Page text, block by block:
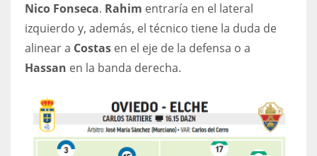
DAL
22
26
Nico Fonseca. Rahim entraría en el lateral
izquierdo y, además, el técnico tiene la duda de
alinear a Costas en el eje de la defensa o a
Hassan en la banda derecha.